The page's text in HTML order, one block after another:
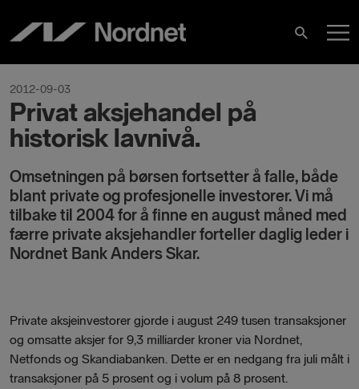
content
Search
2012-09-03
Privat aksjehandel på
historisk lavnivå.
Omsetningen på børsen fortsetter å falle, både
blant private og profesjonelle investorer. Vi må
tilbake til 2004 for å finne en august måned med
færre private aksjehandler forteller daglig leder i
Nordnet Bank Anders Skar.
Private aksjeinvestorer gjorde i august 249 tusen transaksjoner
og omsatte aksjer for 9,3 milliarder kroner via Nordnet,
Netfonds og Skandiabanken. Dette er en nedgang fra juli målt i
transaksjoner på 5 prosent og i volum på 8 prosent.